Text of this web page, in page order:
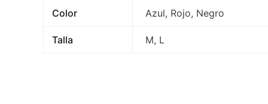
Color Azul, Rojo, Negro
Talla M, L